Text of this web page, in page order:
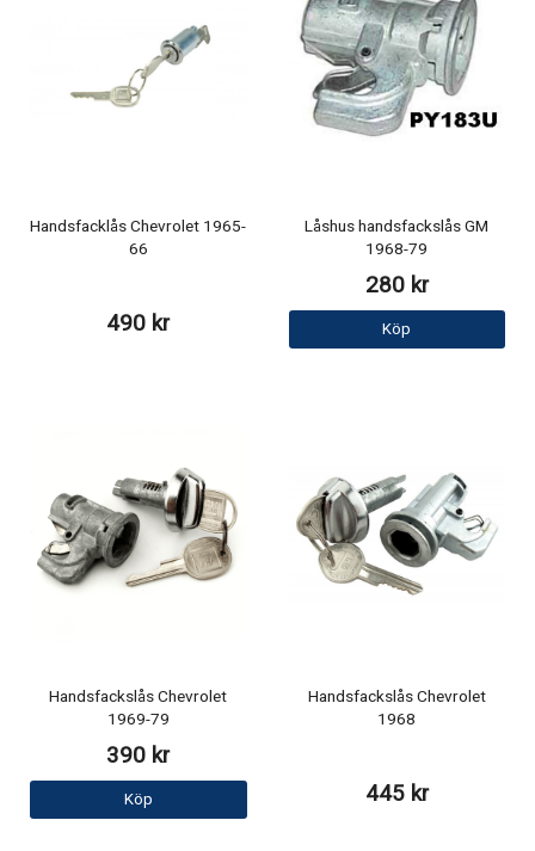
Handsfacklås Chevrolet 1965-
66
490 kr
Låshus handsfackslås GM
1968-79
280 kr
Köp
Handsfackslås Chevrolet
1969-79
390 kr
Köp
Handsfackslås Chevrolet
1968
445 kr